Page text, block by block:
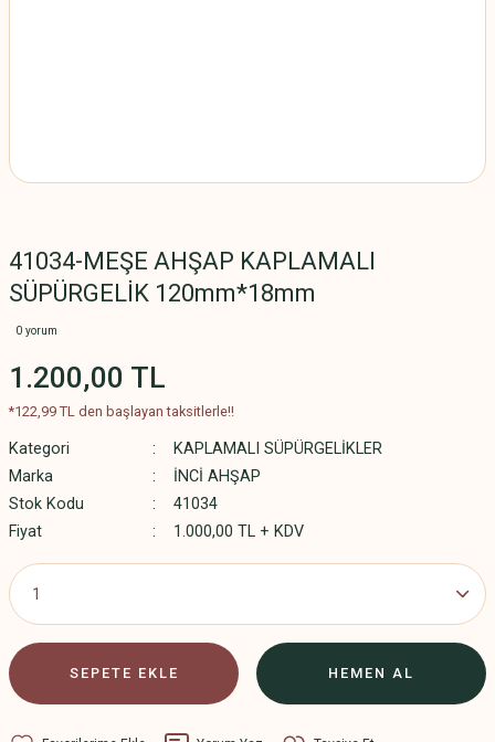
41034-MEŞE AHŞAP KAPLAMALI
SÜPÜRGELİK 120mm*18mm
0 yorum
1.200,00 TL
*122,99 TL den başlayan taksitlerle!!
Kategori
KAPLAMALI SÜPÜRGELİKLER
Marka
İNCİ AHŞAP
Stok Kodu
41034
Fiyat
1.000,00 TL + KDV
SEPETE EKLE HEMEN AL